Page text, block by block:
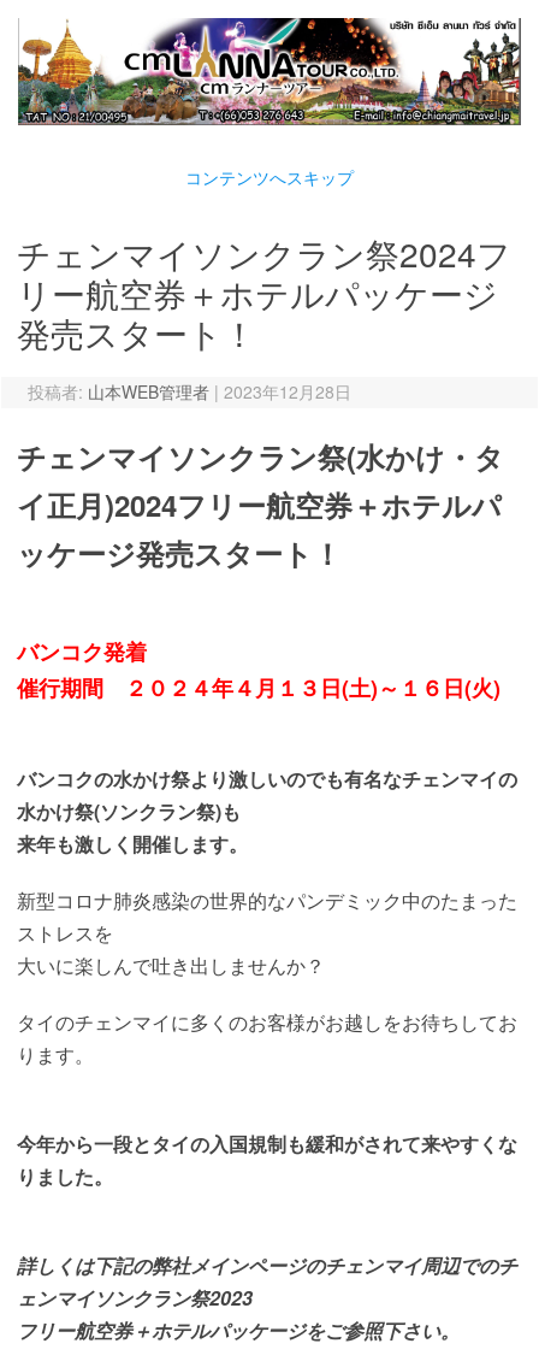
コンテンツへスキップ
チェンマイソンクラン祭2024フ
リー航空券＋ホテルパッケージ
発売スタート！
投稿者: 山本WEB管理者 | 2023年12月28日
チェンマイソンクラン祭(水かけ・タ
イ正月)2024フリー航空券＋ホテルパ
ッケージ発売スタート！
バンコク発着
催行期間 ２０２４年４月１３日(土)～１６日(火)
バンコクの水かけ祭より激しいのでも有名なチェンマイの
水かけ祭(ソンクラン祭)も
来年も激しく開催します。
新型コロナ肺炎感染の世界的なパンデミック中のたまった
ストレスを
大いに楽しんで吐き出しませんか？
タイのチェンマイに多くのお客様がお越しをお待ちしてお
ります。
今年から一段とタイの入国規制も緩和がされて来やすくな
りました。
詳しくは下記の弊社メインページのチェンマイ周辺でのチ
ェンマイソンクラン祭2023
フリー航空券＋ホテルパッケージをご参照下さい。